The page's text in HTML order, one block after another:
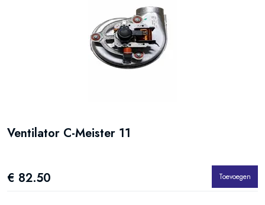
Ventilator C-Meister 11
€ 82.50 Toevoegen